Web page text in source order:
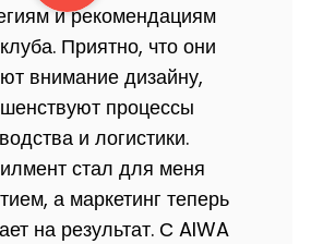
и рекомендациям
Приятно, что они
внимание дизайну,
процессы
и логистики.
стал для меня
а маркетинг теперь
на результат. С AIWA